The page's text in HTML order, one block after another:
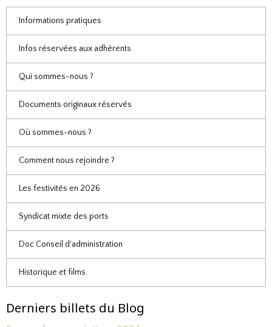
Informations pratiques
Infos réservées aux adhérents
Qui sommes-nous ?
Documents originaux réservés
Où sommes-nous ?
Comment nous rejoindre ?
Les festivités en 2026
Syndicat mixte des ports
Doc Conseil d'administration
Historique et films
Derniers billets du Blog